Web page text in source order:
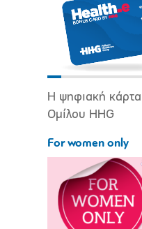
Η ψηφιακή
Ομίλου HHG
For women only